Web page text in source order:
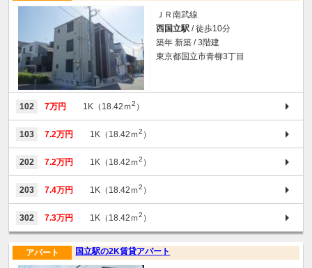
ＪＲ南武線
西国立駅 / 徒歩10分
築年 新築 / 3階建
東京都国立市青柳3丁目
102 7万円 1K（18.42ｍ2 ）
103 7.2万円 1K（18.42ｍ2 ）
202 7.2万円 1K（18.42ｍ2 ）
203 7.4万円 1K（18.42ｍ2 ）
302 7.3万円 1K（18.42ｍ2 ）
国立駅の2K賃貸アパート
アパート